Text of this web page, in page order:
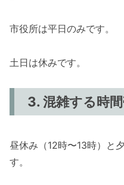
市役所は平日のみです。
土日は休みです。
3. 混雑する時
昼休み（12時〜13時）と
す。